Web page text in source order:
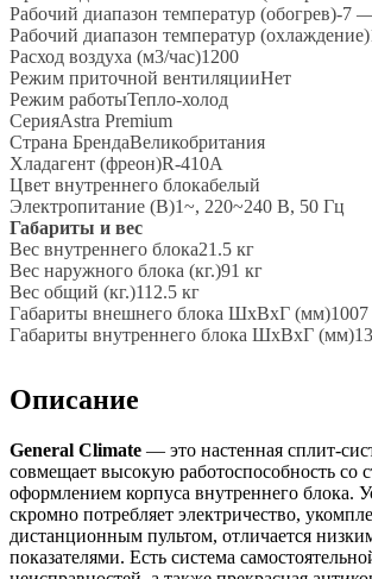
Рабочий диапазон температур (обогрев)-7
Рабочий диапазон температур
Расход воздуха (м3/час)1200
Режим приточной вентиляцииНет
Режим работыТепло-холод
СерияAstra Premium
Страна БрендаВеликобритания
Хладагент (фреон)R-410A
Цвет внутреннего блокабелый
Электропитание (В)1~, 220~240 В, 50 Гц
Габариты и вес
Вес внутреннего блока21.5 кг
Вес наружного блока (кг.)91 кг
Вес общий (кг.)112.5 кг
Габариты внешнего блока ШхВхГ (мм)1007
Габариты внутреннего блока ШхВхГ
Описание
General Climate — это настенная сплит-
совмещает высокую работоспособность со
оформлением корпуса внутреннего блока.
скромно потребляет электричество,
дистанционным пультом, отличается
показателями. Есть система